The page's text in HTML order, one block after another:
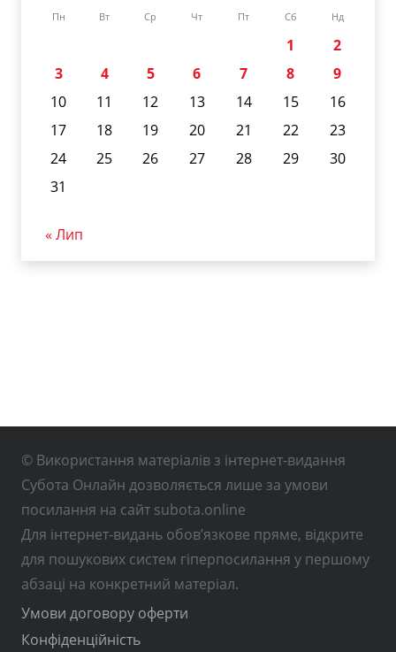
Пн Вт Ср Чт Пт Сб Нд
1
2
3
4 5 6 7 8
9
10
11 12 13 14 15
16
17
18 19 20 21 22
23
24
25 26 27 28 29
30
31
« Лип
© Використання матеріалів з інтернет-видання
Субота Онлайн дозволяється лише за умови
посилання на сайт subota.online
Для інтернет-видань обов’язкове пряме, відкрите
для пошукових систем гіперпосилання у першому
абзаці на конкретний матеріал.
Умови договору оферти
Конфіденційність